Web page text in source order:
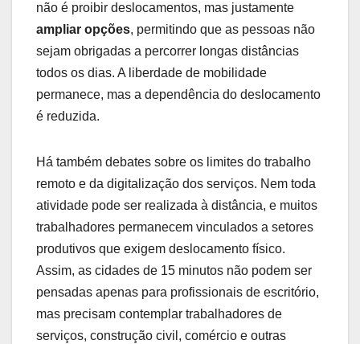
não é proibir deslocamentos, mas justamente
ampliar opções, permitindo que as pessoas não
sejam obrigadas a percorrer longas distâncias
todos os dias. A liberdade de mobilidade
permanece, mas a dependência do deslocamento
é reduzida.
Há também debates sobre os limites do trabalho
remoto e da digitalização dos serviços. Nem toda
atividade pode ser realizada à distância, e muitos
trabalhadores permanecem vinculados a setores
produtivos que exigem deslocamento físico.
Assim, as cidades de 15 minutos não podem ser
pensadas apenas para profissionais de escritório,
mas precisam contemplar trabalhadores de
serviços, construção civil, comércio e outras